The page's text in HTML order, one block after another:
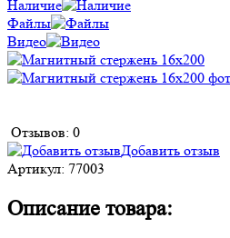
Наличие
Файлы
Видео
Отзывов: 0
Добавить отзыв
Артикул: 77003
Описание товара: